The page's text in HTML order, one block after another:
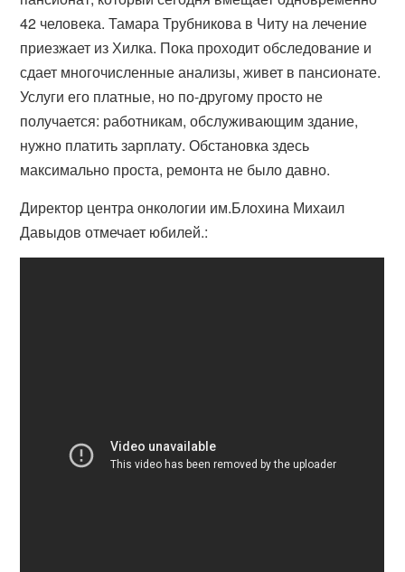
42 человека. Тамара Трубникова в Читу на лечение
приезжает из Хилка. Пока проходит обследование и
сдает многочисленные анализы, живет в пансионате.
Услуги его платные, но по-другому просто не
получается: работникам, обслуживающим здание,
нужно платить зарплату. Обстановка здесь
максимально проста, ремонта не было давно.
Директор центра онкологии им.Блохина Михаил
Давыдов отмечает юбилей.: